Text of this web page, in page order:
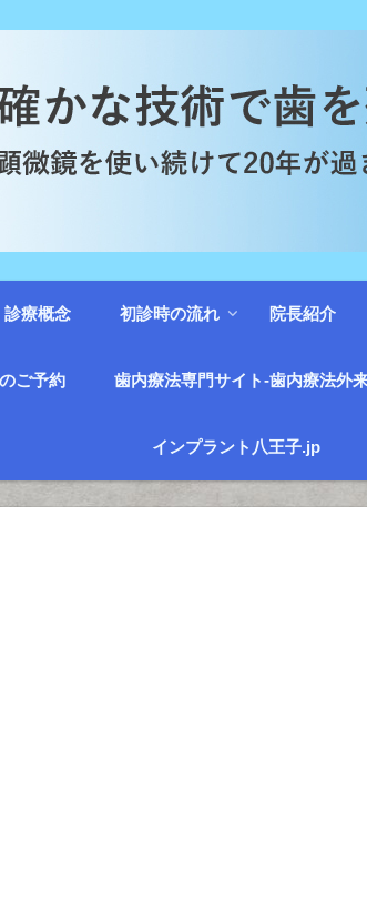
診療概念 初診時の流れ 院長紹介
ご予約 歯内療法専門サイト-歯内療法外
インプラント八王子.jp